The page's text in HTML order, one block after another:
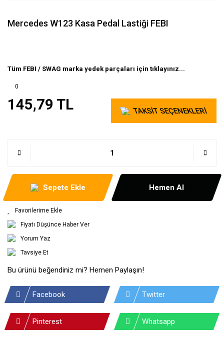
Mercedes W123 Kasa Pedal Lastiği FEBI
Tüm FEBI / SWAG marka yedek parçaları için tıklayınız...
0
145,79 TL TAKSİT SEÇENEKLERİ
Sepete Ekle Hemen Al
Fiyatı Düşünce Haber Ver
Yorum Yaz
Tavsiye Et
Bu ürünü beğendiniz mi? Hemen Paylaşın!
Facebook Twitter
Pinterest Whatsapp